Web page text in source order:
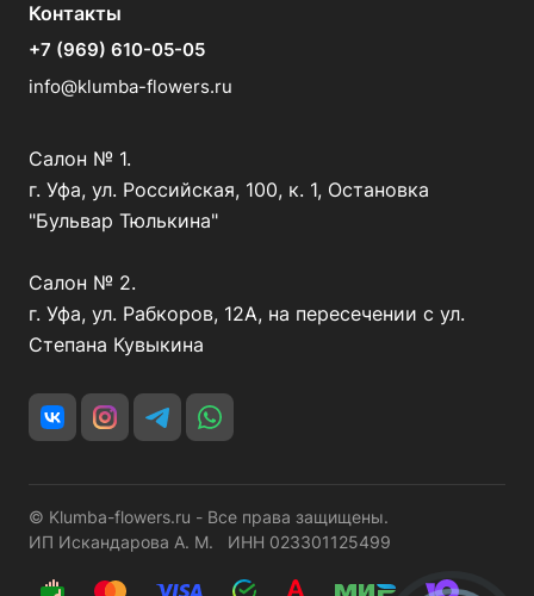
Контакты
+7 (969) 610-05-05
info@klumba-flowers.ru
Салон № 1.
г. Уфа, ул. Российская, 100, к. 1, Остановка
"Бульвар Тюлькина"
Салон № 2.
г. Уфа, ул. Рабкоров, 12А, на пересечении с ул.
Степана Кувыкина
© Klumba-flowers.ru - Все права защищены.
ИП Искандарова А. М. ИНН 023301125499